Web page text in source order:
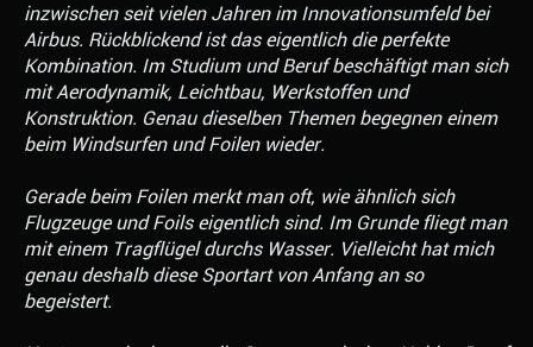
inzwischen seit vielen Jahren im Innovationsumfeld bei
Airbus. Rückblickend ist das eigentlich die perfekte
Kombination. Im Studium und Beruf beschäftigt man sich
mit Aerodynamik, Leichtbau, Werkstoffen und
Konstruktion. Genau dieselben Themen begegnen einem
beim Windsurfen und Foilen wieder.
Gerade beim Foilen merkt man oft, wie ähnlich sich
Flugzeuge und Foils eigentlich sind. Im Grunde fliegt man
mit einem Tragflügel durchs Wasser. Vielleicht hat mich
genau deshalb diese Sportart von Anfang an so
begeistert.